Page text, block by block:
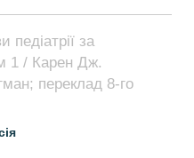
педіатрії за
1 / Карен Дж.
переклад 8-го